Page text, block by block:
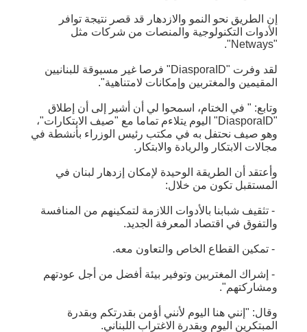
إن الطريق نحو النمو والازدهار قد قصر نتيجة توافر
الأدوات التكنولوجية والمنصات من شركات مثل
"Netways".
لقد وفرت "DiasporaID" فرصا غير مسبوقة للبنانيين
المقيمين والمغتربين وإمكانات لامتناهية".
وتابع: " في الختام، اسمحوا لي أن أشير إلى أن إطلاق
"DiasporaID" اليوم يتلاءم تماما مع "صيف الابتكارات"،
وهو صيف نحتفل به في مكتب رئيس الوزراء بأنشطة في
مجالات الابتكار والريادة والابتكار.
وأعتقد أن الطريقة الوحيدة لإمكان إزدهار لبنان في
المستقبل تكون من خلال:
- تثقيف شبابنا بالأدوات اللازمة لتمكينهم من المنافسة
والتفوق في اقتصاد المعرفة الجديد.
- تمكين القطاع الخاص والتعاون معه.
- إشراك المغتربين وتوفير بيئة أفضل من أجل عودتهم
ومشاركتهم".
وقال: "إنني هنا اليوم لأنني أؤمن بقدرتكم وبقدرة
المبتكرين اليوم وبقدرة الاغتراب اللبناني.